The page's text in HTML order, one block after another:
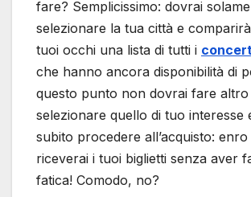
puntuale, quindi non dovrai
proprio di nulla e potrai
acquisto in tutta serenità. Di portali
rete, ne esistono diversi ma non
affidabili e sicuri, ma soprattutto
sono sufficientemente aggiornati!
Per questo il mio consiglio, se
concerti Torino in cui ci sono